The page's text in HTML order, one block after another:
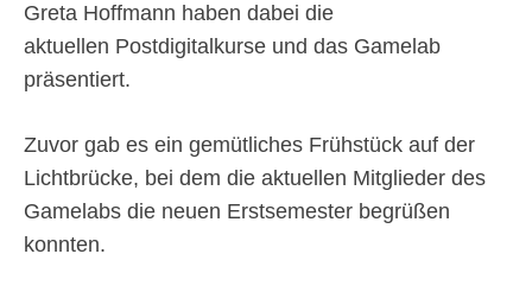
Greta Hoffmann haben dabei die
aktuellen Postdigitalkurse und das Gamelab
präsentiert.
Zuvor gab es ein gemütliches Frühstück auf der
Lichtbrücke, bei dem die aktuellen Mitglieder des
Gamelabs die neuen Erstsemester begrüßen
konnten.